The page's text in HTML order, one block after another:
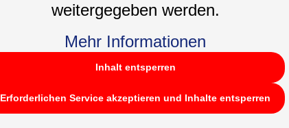
weitergegeben werden.
Mehr Informationen
Inhalt entsperren
Erforderlichen Service akzeptieren und Inhalte entsperren